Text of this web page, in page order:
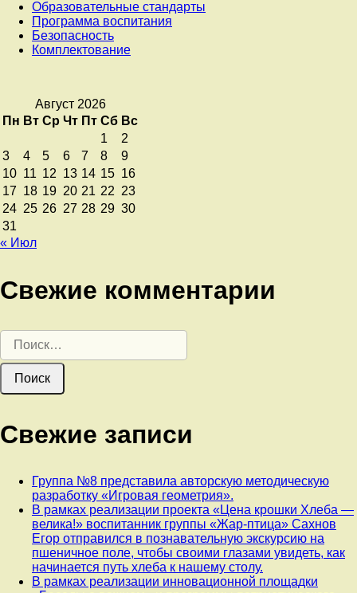
Образовательные стандарты
Программа воспитания
Безопасность
Комплектование
Август 2026
Пн Вт Ср Чт Пт Сб Вс
1
2
3
4 5 6 7 8
9
10 11 12 13 14 15 16
17 18 19 20 21 22 23
24 25 26 27 28 29 30
31
« Июл
Свежие комментарии
Найти:
Свежие записи
Группа №8 представила авторскую методическую
разработку «Игровая геометрия».
В рамках реализации проекта «Цена крошки Хлеба —
велика!» воспитанник группы «Жар-птица» Сахнов
Егор отправился в познавательную экскурсию на
пшеничное поле, чтобы своими глазами увидеть, как
начинается путь хлеба к нашему столу.
В рамках реализации инновационной площадки